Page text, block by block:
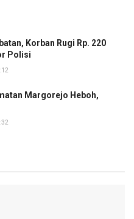
Korban Rugi Rp. 220
Polisi
Margorejo Heboh,